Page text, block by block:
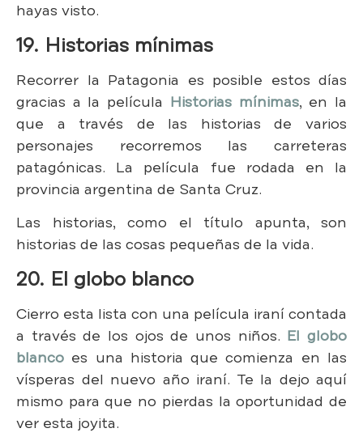
hayas visto.
19. Historias mínimas
Recorrer la Patagonia es posible estos días
gracias a la película Historias mínimas, en la
que a través de las historias de varios
personajes recorremos las carreteras
patagónicas. La película fue rodada en la
provincia argentina de Santa Cruz.
Las historias, como el título apunta, son
historias de las cosas pequeñas de la vida.
20. El globo blanco
Cierro esta lista con una película iraní contada
a través de los ojos de unos niños. El globo
blanco es una historia que comienza en las
vísperas del nuevo año iraní. Te la dejo aquí
mismo para que no pierdas la oportunidad de
ver esta joyita.